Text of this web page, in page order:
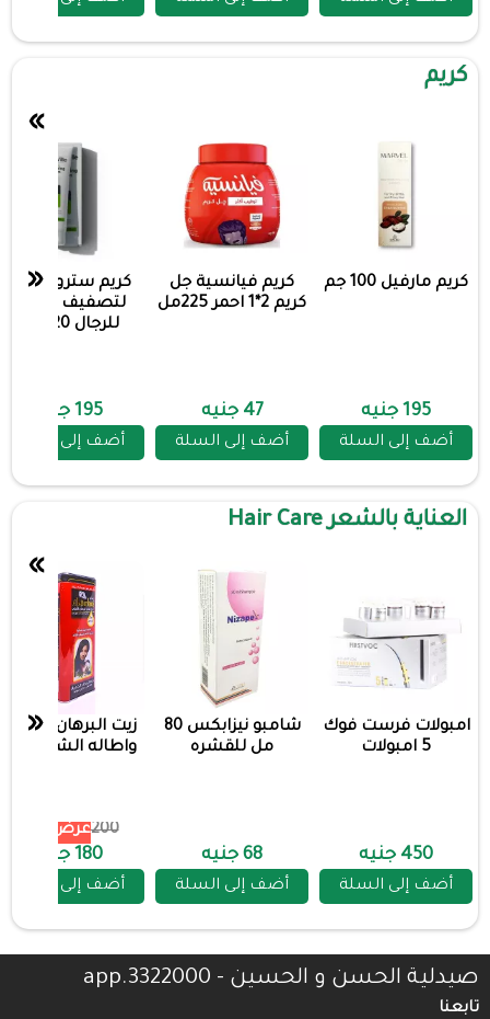
كريم
كريم مارفيل 100 جم
195 جنيه
أضف إلى السلة
كريم فيانسية جل
كريم 2*1 احمر 225مل
47 جنيه
أضف إلى السلة
كريم سترونج فيل
لتصفيف الشعر
للرجال 120 مل
195 جنيه
أضف إلى السلة
»
«
العناية بالشعر Hair Care
امبولات فرست فوك
5 امبولات
450 جنيه
أضف إلى السلة
شامبو نيزابكس 80
مل للقشره
68 جنيه
أضف إلى السلة
زيت البرهان لتكثيف
واطاله الشعر احمر
200عرض 10%
180 جنيه
أضف إلى السلة
»
«
صيدلية الحسن و الحسين - 3322000.app
تابعنا